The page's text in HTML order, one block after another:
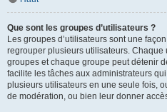
Que sont les groupes d’utilisateurs ?
Les groupes d’utilisateurs sont une
regrouper plusieurs utilisateurs.
groupes et chaque groupe peut détenir
facilite les tâches aux administrateurs
plusieurs utilisateurs en une seule fois,
de modération, ou bien leur donner